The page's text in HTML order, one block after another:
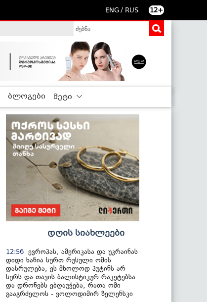
ENG / RUS 12+
ბლოგები მეტი
დღის სიახლეები
12:56 ევროპას, ამერიკასა და უკრაინას
დიდი ხანია სურთ რუსული ომის
დასრულება, ეს მხოლოდ პუტინს არ
სურს და თავის ბალისტიკურ რაკეტებსა
და დრონებს ებღაუჭება, რათა ომი
გააგრძელოს - ვოლოდიმირ ზელენსკი